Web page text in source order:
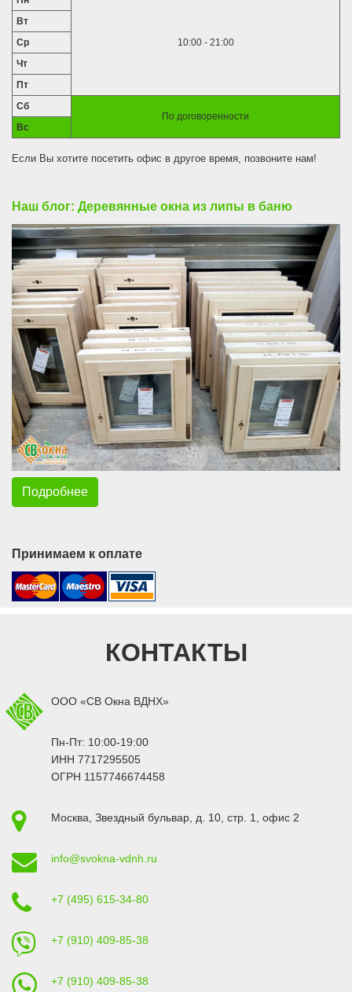
10:00 - 21:00
Вт
Ср
Чт
Пт
Сб
По договоренности
Вс
Если Вы хотите посетить офис в другое время, позвоните нам!
Наш блог: Деревянные окна из липы в баню
Подробнее
Принимаем к оплате
КОНТАКТЫ
ООО «СВ Окна ВДНХ»
Пн-Пт: 10:00-19:00
ИНН 7717295505
ОГРН 1157746674458
Москва Звездный бульвар, д. 10, стр. 1 , офис 2
info@svokna-vdnh.ru
+7 (495) 615-34-80
+7 (910) 409-85-38
+7 (910) 409-85-38